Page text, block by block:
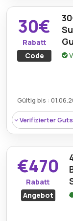
Art des
in den
verfügbar,
Rabattcode
wird.
30€
Rabatt
Code
Gültig bis :
Verifizierter
€470
Rabatt
Angebot